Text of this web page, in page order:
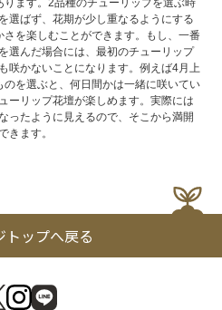
ます。2品種のチューリップを選ぶ時
選ばず、花期が少し重なるようにする
を楽しむことができます。もし、一番
選んだ場合には、最初のチューリップ
咲かないことになります。例えば4月上
を選ぶと、何日間かは一緒に咲いてい
ーリップ花壇が楽しめます。実際には
ったように見えるので、そこから満開
きます。
トップへ戻る